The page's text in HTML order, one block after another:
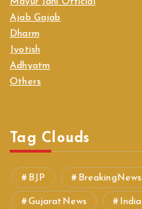
Ajab Gajab
Dharm
Jyotish
Adhyatm
Others
Tag Clouds
BJP BreakingNews
GujaratNews India